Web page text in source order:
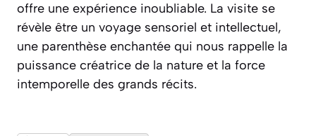
offre une expérience inoubliable. La visite se
révèle être un voyage sensoriel et intellectuel,
une parenthèse enchantée qui nous rappelle la
puissance créatrice de la nature et la force
intemporelle des grands récits.